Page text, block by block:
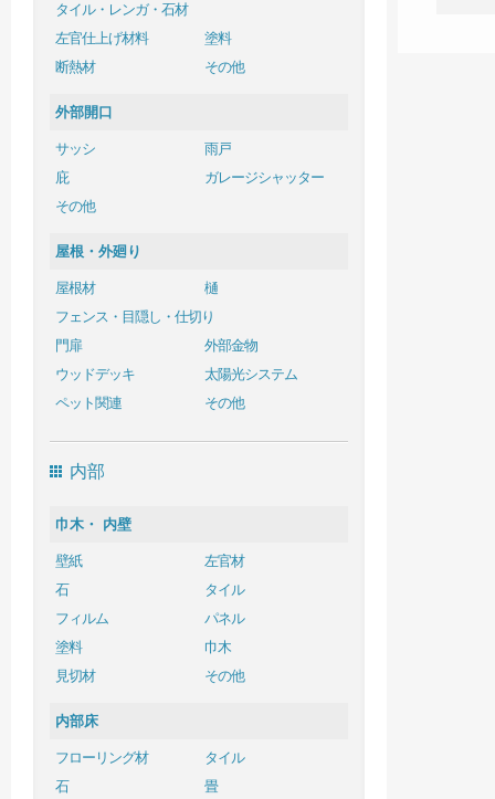
タイル・レンガ・石材
左官仕上げ材料
塗料
断熱材
その他
外部開口
サッシ
雨戸
庇
ガレージシャッター
その他
屋根・外廻り
屋根材
樋
フェンス・目隠し・仕切り
門扉
外部金物
ウッドデッキ
太陽光システム
ペット関連
その他
内部
巾木・ 内壁
壁紙
左官材
石
タイル
フィルム
パネル
塗料
巾木
見切材
その他
内部床
フローリング材
タイル
石
畳